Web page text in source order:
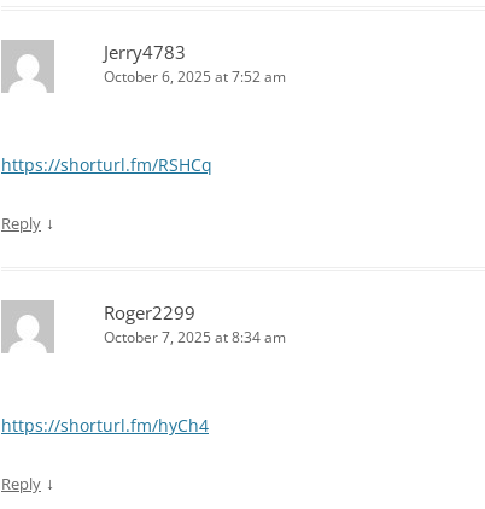
Jerry4783
October 6, 2025 at 7:52 am
https://shorturl.fm/RSHCq
Reply ↓
Roger2299
October 7, 2025 at 8:34 am
https://shorturl.fm/hyCh4
Reply ↓